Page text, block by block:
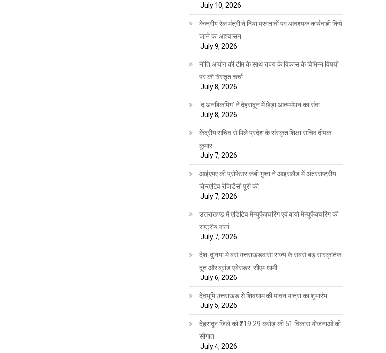
July 10, 2026
केन्द्रीय रेल मंत्री ने दिया प्रस्तावों पर आवश्यक कार्यवाही किये
जाने का आश्वासन
July 9, 2026
नीति आयोग की टीम के साथ राज्य के विकास के विभिन्न विषयों
पर की विस्तृत चर्चा
July 8, 2026
‘द अनबिकमिंग’ ने देहरादून में छेड़ा आत्ममंथन का संवा
July 8, 2026
केंद्रीय सचिव से मिले प्रदेश के संस्कृत शिक्षा सचिव दीपक
कुमार
July 7, 2026
आईएमए की प्रोफेसर रूबी गुप्ता ने आइसलैंड में अंतरराष्ट्रीय
क्रिएटिव रेजिडेंसी पूरी की
July 7, 2026
उत्तराखण्ड में एडिटिव मैन्युफैक्चरिंग एवं बायो मैन्युफैक्चरिंग की
राष्ट्रीय वार्ता
July 7, 2026
देश-दुनिया में बसे उत्तराखंडवासी राज्य के सबसे बड़े सांस्कृतिक
दूत और ब्रांड एंबेसडर: सीएम धामी
July 6, 2026
देवभूमि उत्तराखंड से शिवधाम की पावन यात्रा का शुभारंभ
July 5, 2026
देहरादून जिले को ₹219.29 करोड़ की 51 विकास योजनाओं की
सौगात
July 4, 2026